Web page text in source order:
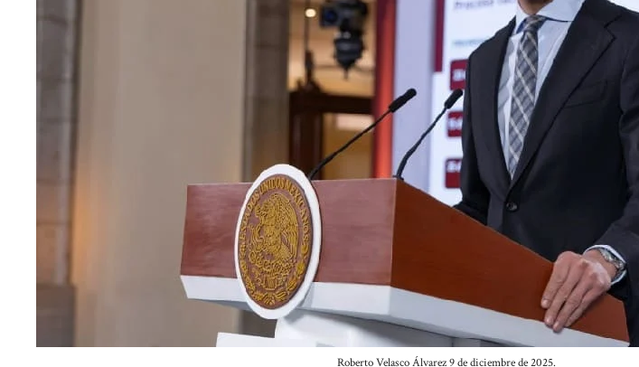
Roberto Velasco Álvarez 9 de diciembre de 2025.